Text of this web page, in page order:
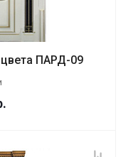
ПАРД-09